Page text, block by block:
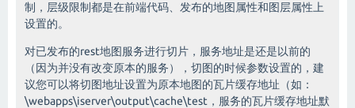
制，层级限制都是在前端代码、发布的地图属性和图层属性上
设置的。
对已发布的rest地图服务进行切片，服务地址是还是以前的
（因为并没有改变原本的服务），切图的时候参数设置的，建
议您可以将切图地址设置为原本地图的瓦片缓存地址（如：
\webapps\iserver\output\cache\test，服务的瓦片缓存地址默